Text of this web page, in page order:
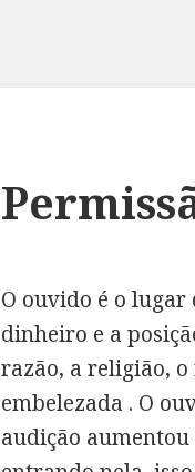
O ouvido é o lugar
dinheiro e a
razão, a religião, o
embelezada . O
audição